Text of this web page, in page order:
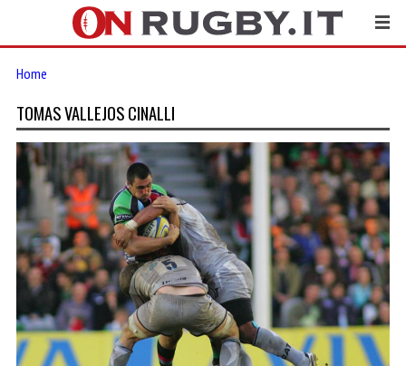
Home
TOMAS VALLEJOS CINALLI